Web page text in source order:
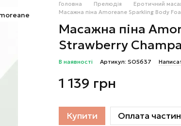
Головна Прелюдія Еротичний
Масажна піна Amoreane Sparkling Body
Масажна піна
Strawberry
В наявності Артикул: SO5637
1 139 грн
Купити Оплата